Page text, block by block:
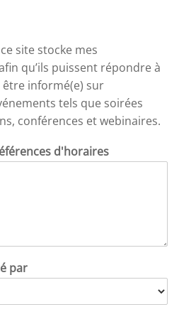
site stocke mes
qu’ils puissent répondre à
être informé(e) sur
tels que soirées
conférences et webinaires.
d'horaires
par